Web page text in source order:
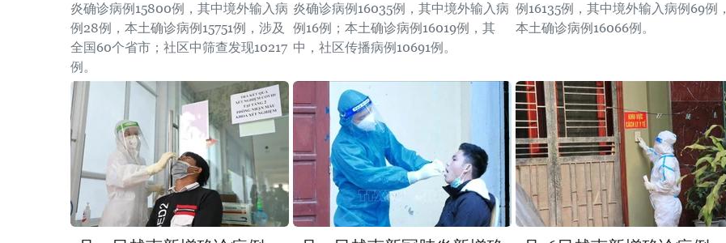
炎确诊病例15800例，其中境外输入病
例28例，本土确诊病例15751例，涉及
全国60个省市；社区中筛查发现10217
例。
炎确诊病例16035例，其中境外输入病
例16例；本土确诊病例16019例，其
中，社区传播病例10691例。
例16135例，其中境外输入病例69例，
本土确诊病例16066例。